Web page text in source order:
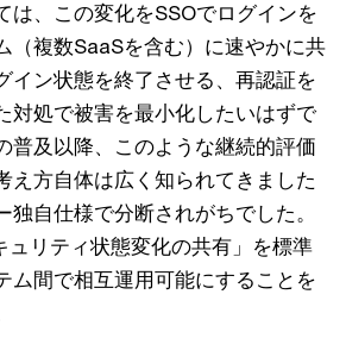
は、この変化をSSOでログインを
（複数SaaSを含む）に速やかに共
イン状態を終了させる、再認証を
対処で被害を最小化したいはずで
普及以降、このような継続的評価
え方自体は広く知られてきました
独自仕様で分断されがちでした。
ュリティ状態変化の共有」を標準
ム間で相互運用可能にすることを